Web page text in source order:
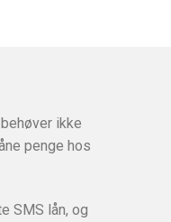
ikke
penge hos
SMS lån, og